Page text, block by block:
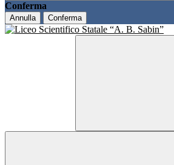
Conferma
Annulla Conferma